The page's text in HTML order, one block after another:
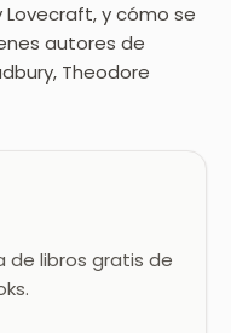
Lovecraft, y cómo se
autores de
Theodore
de libros gratis de